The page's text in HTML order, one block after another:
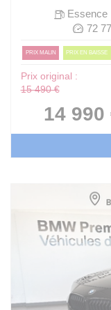
Essence
72
PRIX MALIN PRIX EN BAISSE
Prix original :
15 490 €
14 990